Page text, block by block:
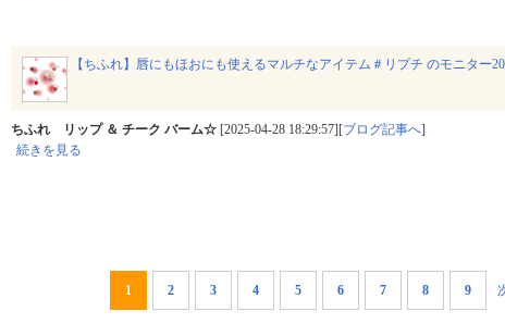
【ちふれ】唇にもほおにも使えるマルチなアイテム＃リプチ のモニター
ちふれ リップ ＆ チーク バーム☆ [2025-04-28 18:29:57][ブログ記事へ]
続きを見る
1 2 3 4 5 6 7 8 9